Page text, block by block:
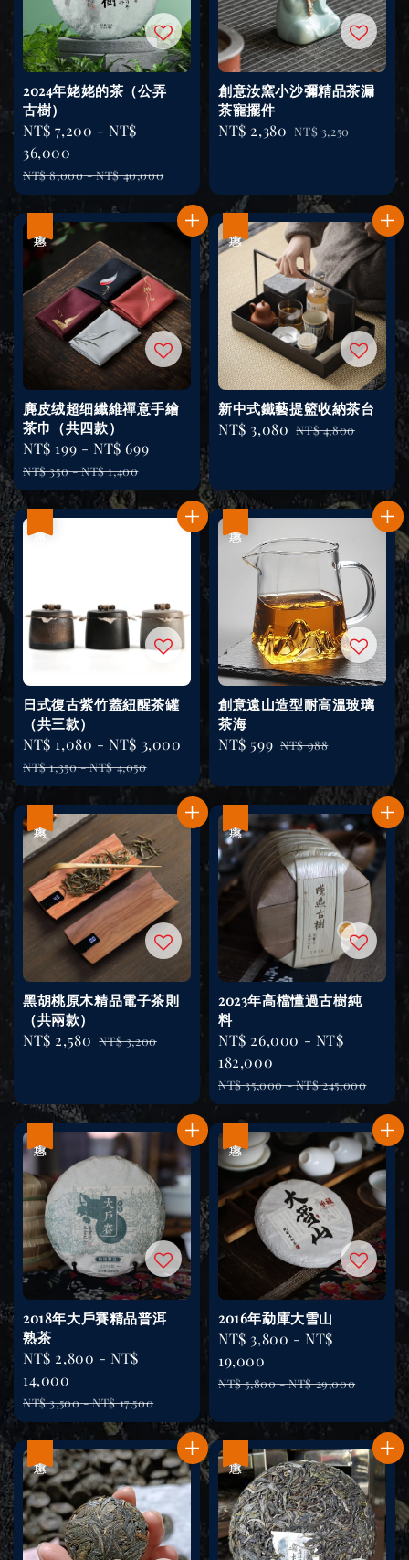
2024年姥姥的茶（公弄
古樹）
Sale
price
NT$ 7,200 -NT$
36,000
Regular
price
NT$ 8,000-NT$ 40,000
創意汝窯小沙彌精品茶漏
茶寵擺件
Sale
NT$ 2,380 Regular
NT$ 3,250
麂皮绒超细纖維禪意手繪
茶巾（共四款）
Sale
price
NT$ 199 -NT$ 699
Regular
NT$ 350-NT$ 1,400
新中式鐵藝提籃收納茶台
Sale
NT$ 3,080 Regular
NT$ 4,800
日式復古紫竹蓋紐醒茶罐
（共三款）
Sale
price
NT$ 1,080 -NT$ 3,000
Regular
price
NT$ 1,350-NT$ 4,050
創意遠山造型耐高溫玻璃
茶海
Sale
NT$ 599 Regular
NT$ 988
黑胡桃原木精品電子茶則
（共兩款）
Sale
NT$ 2,580 Regular
NT$ 3,200
2023年高檔懂過古樹純
料
Sale
price
NT$ 26,000 - NT$
182,000
Regular
price
NT$ 35,000-NT$ 245,000
2018年大戶賽精品普洱
熟茶
Sale
price
NT$ 2,800 -NT$
14,000
Regular
price
NT$ 3,500-NT$ 17,500
2016年勐庫大雪山
Sale
price
NT$ 3,800 -NT$
19,000
Regular
NT$ 5,800-NT$ 29,000